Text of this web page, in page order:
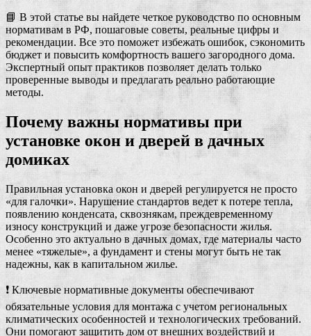
📘 В этой статье вы найдете четкое руководство по основным
нормативам в РФ, пошаговые советы, реальные цифры и
рекомендации. Все это поможет избежать ошибок, сэкономить
бюджет и повысить комфортность вашего загородного дома.
Экспертный опыт практиков позволяет делать только
проверенные выводы и предлагать реально работающие
методы.
Почему важны нормативы при
установке окон и дверей в дачных
домиках
Правильная установка окон и дверей регулируется не просто
«для галочки». Нарушение стандартов ведет к потере тепла,
появлению конденсата, сквознякам, преждевременному
износу конструкций и даже угрозе безопасности жилья.
Особенно это актуально в дачных домах, где материалы часто
менее «тяжелые», а фундамент и стены могут быть не так
надежны, как в капитальном жилье.
❗ Ключевые нормативные документы обеспечивают
обязательные условия для монтажа с учетом региональных
климатических особенностей и технологических требований.
Они помогают защитить дом от внешних воздействий и